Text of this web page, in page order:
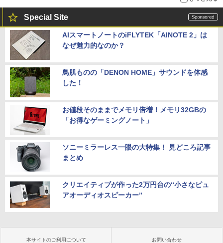
Special Site
AIスマートノートのiFLYTEK「AINOTE 2」は
なぜ魅力的なのか？
鳥肌ものの「DENON HOME」サウンドを体感
した！
お値段そのままでメモリ倍増！メモリ32GBの
「お得なゲーミングノート」
ソニーミラーレス一眼の大特集！ 見どころ記事
まとめ
クリエイティブが作った2万円台の“小さなピュ
アオーディオスピーカー”
本サイトのご利用について お問い合わせ